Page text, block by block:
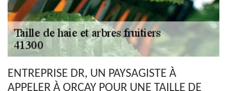
ENTREPRISE DR, UN PAYSAGISTE À
APPELER À ORCAY POUR UNE TAILLE DE